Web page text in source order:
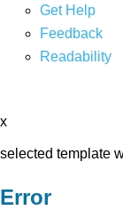
Get Help
Feedback
Readability
x
selected template
Error